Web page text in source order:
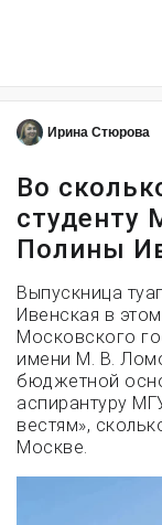
Ирина Стюрова
Во
студенту
Полины
Выпускница
Ивенская в
Московского
имени М. В.
бюджетной
аспирантуру
вестям»,
Москве.